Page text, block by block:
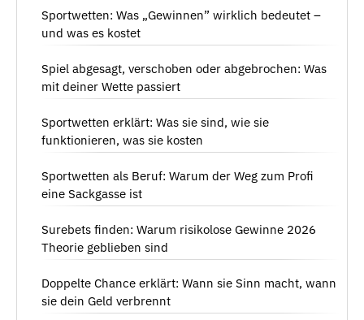
Sportwetten: Was „Gewinnen” wirklich bedeutet –
und was es kostet
Spiel abgesagt, verschoben oder abgebrochen: Was
mit deiner Wette passiert
Sportwetten erklärt: Was sie sind, wie sie
funktionieren, was sie kosten
Sportwetten als Beruf: Warum der Weg zum Profi
eine Sackgasse ist
Surebets finden: Warum risikolose Gewinne 2026
Theorie geblieben sind
Doppelte Chance erklärt: Wann sie Sinn macht, wann
sie dein Geld verbrennt